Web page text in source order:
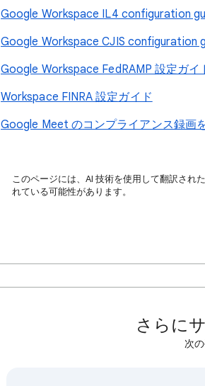
Google Workspace IL4 configuration
Google Workspace CJIS configuration
Google Workspace FedRAMP 設定ガイ
Workspace FINRA 設定ガイド
Google Meet のコンプライアンス録画
このページには、AI 技術を使用して翻訳され
れている可能性があります。
さらに
次